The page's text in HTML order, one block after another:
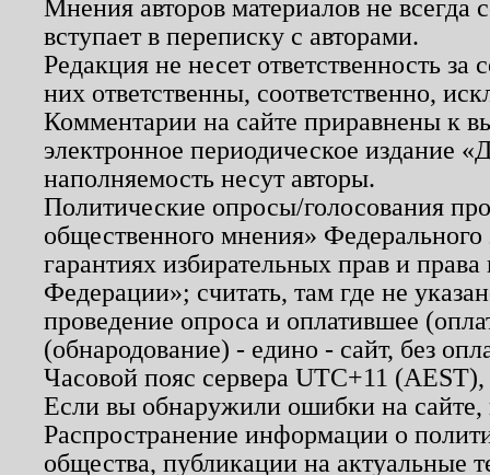
Мнения авторов материалов не
вступает в переписку с авторами.
Редакция не несет ответственность
них ответственны, соответственно,
Комментарии на сайте приравнены к
электронное периодическое издание
наполняемость несут авторы.
Политические опросы/голосования
общественного мнения»
гарантиях избирательных прав и
Федерации»; считать, там где не
проведение опроса и оплатившее
(обнародование) - едино - сайт, без
Часовой пояс сервера UTC+11
Если вы обнаружили ошибки на
Распространение информации о
общества, публикации на актуальные